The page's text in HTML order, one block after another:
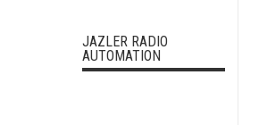
JAZLER RADIO
AUTOMATION